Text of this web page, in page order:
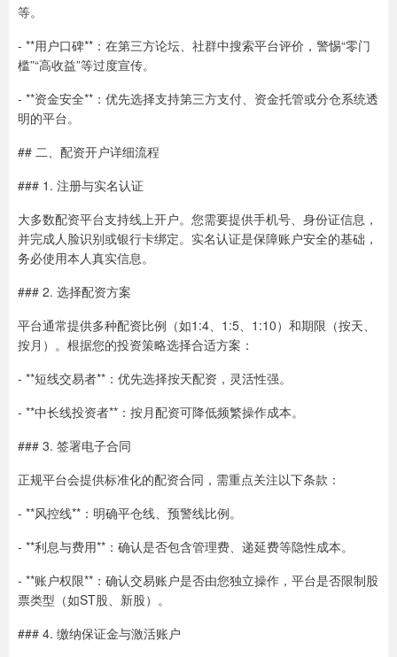
等。
- **用户口碑**：在第三方论坛、社群中搜索平台评价，警惕“零门
槛”“高收益”等过度宣传。
- **资金安全**：优先选择支持第三方支付、资金托管或分仓系统透
明的平台。
## 二、配资开户详细流程
### 1. 注册与实名认证
大多数配资平台支持线上开户。您需要提供手机号、身份证信息，
并完成人脸识别或银行卡绑定。实名认证是保障账户安全的基础，
务必使用本人真实信息。
### 2. 选择配资方案
平台通常提供多种配资比例（如1:4、1:5、1:10）和期限（按天、
按月）。根据您的投资策略选择合适方案：
- **短线交易者**：优先选择按天配资，灵活性强。
- **中长线投资者**：按月配资可降低频繁操作成本。
### 3. 签署电子合同
正规平台会提供标准化的配资合同，需重点关注以下条款：
- **风控线**：明确平仓线、预警线比例。
- **利息与费用**：确认是否包含管理费、递延费等隐性成本。
- **账户权限**：确认交易账户是否由您独立操作，平台是否限制股
票类型（如ST股、新股）。
### 4. 缴纳保证金与激活账户